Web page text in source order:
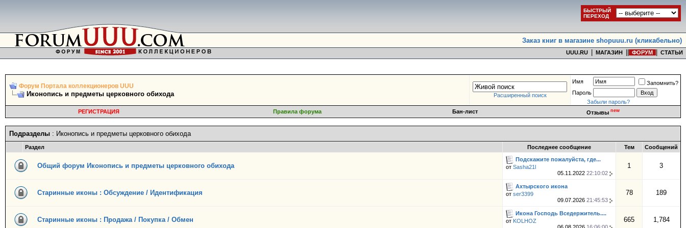
БЫСТРЫЙ
ПЕРЕХОД
Заказ книг в магазине shopuuu.ru (кликабельно)
UUU.RU МАГАЗИН ФОРУМ СТАТЬИ
Форум Портала коллекционеров UUU
Иконопись и предметы церковного обихода Расширенный поиск
Имя
Запомнить?
Пароль
Забыли пароль?
РЕГИСТРАЦИЯ
Правила форума Бан-лист Отзывы new
Подразделы : Иконопись и предметы церковного обихода
Раздел Последнее сообщение Тем Сообщений
Общий форум Иконопись и предметы церковного обихода
Подскажите пожалуйста, где...
от Sasha21l
05.11.2022 22:10:02
1 3
Старинные иконы : Обсуждение / Идентификация
Ахтырского икона
от ser3399
09.07.2026 21:45:53
78 189
Старинные иконы : Продажа / Покупка / Обмен
Икона Господь Вседержитель....
от KOLHOZ
665 1,784